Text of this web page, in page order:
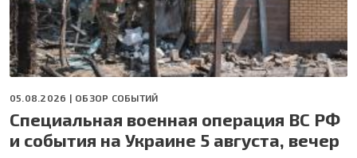
05.08.2026 | ОБЗОР СОБЫТИЙ
Специальная военная операция ВС РФ
и события на Украине 5 августа, вечер